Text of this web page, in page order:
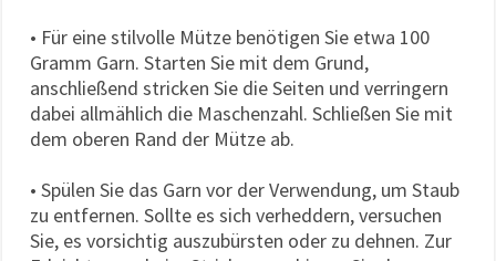
• Für eine stilvolle Mütze benötigen Sie etwa 100
Gramm Garn. Starten Sie mit dem Grund,
anschließend stricken Sie die Seiten und verringern
dabei allmählich die Maschenzahl. Schließen Sie mit
dem oberen Rand der Mütze ab.
• Spülen Sie das Garn vor der Verwendung, um Staub
zu entfernen. Sollte es sich verheddern, versuchen
Sie, es vorsichtig auszubürsten oder zu dehnen. Zur